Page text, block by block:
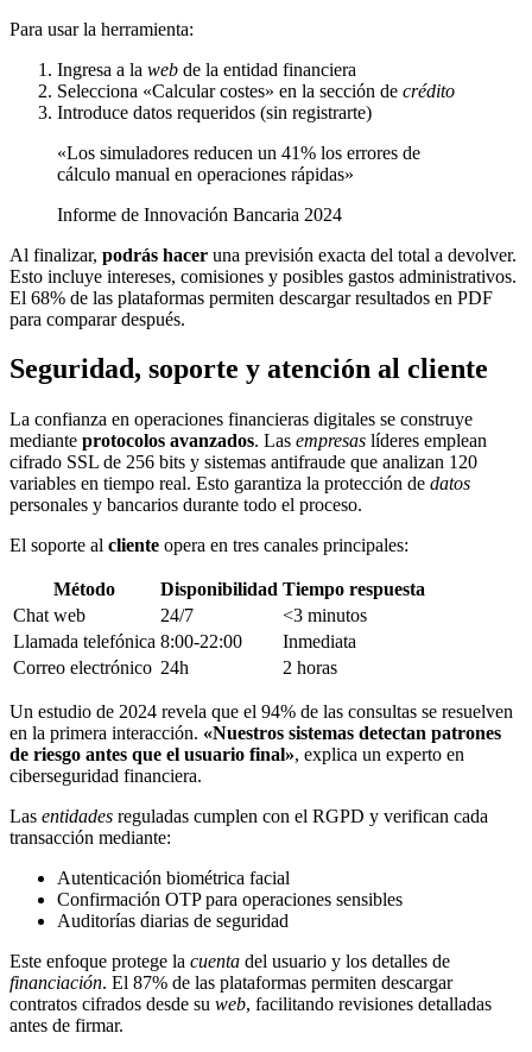
Para usar la herramienta:
Ingresa a la web de la entidad financiera
Selecciona «Calcular costes» en la sección de crédito
Introduce datos requeridos (sin registrarte)
«Los simuladores reducen un 41% los errores de
cálculo manual en operaciones rápidas»
Informe de Innovación Bancaria 2024
Al finalizar, podrás hacer una previsión exacta del total a devolver.
Esto incluye intereses, comisiones y posibles gastos administrativos.
El 68% de las plataformas permiten descargar resultados en PDF
para comparar después.
Seguridad, soporte y atención al cliente
La confianza en operaciones financieras digitales se construye
mediante protocolos avanzados. Las empresas líderes emplean
cifrado SSL de 256 bits y sistemas antifraude que analizan 120
variables en tiempo real. Esto garantiza la protección de datos
personales y bancarios durante todo el proceso.
El soporte al cliente opera en tres canales principales:
Método Disponibilidad Tiempo respuesta
Chat web
24/7
<3 minutos
Llamada telefónica 8:00-22:00
Inmediata
Correo electrónico 24h 2 horas
Un estudio de 2024 revela que el 94% de las consultas se resuelven
en la primera interacción. «Nuestros sistemas detectan patrones
de riesgo antes que el usuario final», explica un experto en
ciberseguridad financiera.
Las entidades reguladas cumplen con el RGPD y verifican cada
transacción mediante:
Autenticación biométrica facial
Confirmación OTP para operaciones sensibles
Auditorías diarias de seguridad
Este enfoque protege la cuenta del usuario y los detalles de
financiación. El 87% de las plataformas permiten descargar
contratos cifrados desde su web, facilitando revisiones detalladas
antes de firmar.